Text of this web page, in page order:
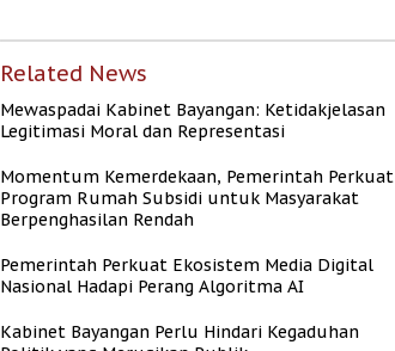
Related News
Mewaspadai Kabinet Bayangan: Ketidakjelasan
Legitimasi Moral dan Representasi
Momentum Kemerdekaan, Pemerintah Perkuat
Program Rumah Subsidi untuk Masyarakat
Berpenghasilan Rendah
Pemerintah Perkuat Ekosistem Media Digital
Nasional Hadapi Perang Algoritma AI
Kabinet Bayangan Perlu Hindari Kegaduhan